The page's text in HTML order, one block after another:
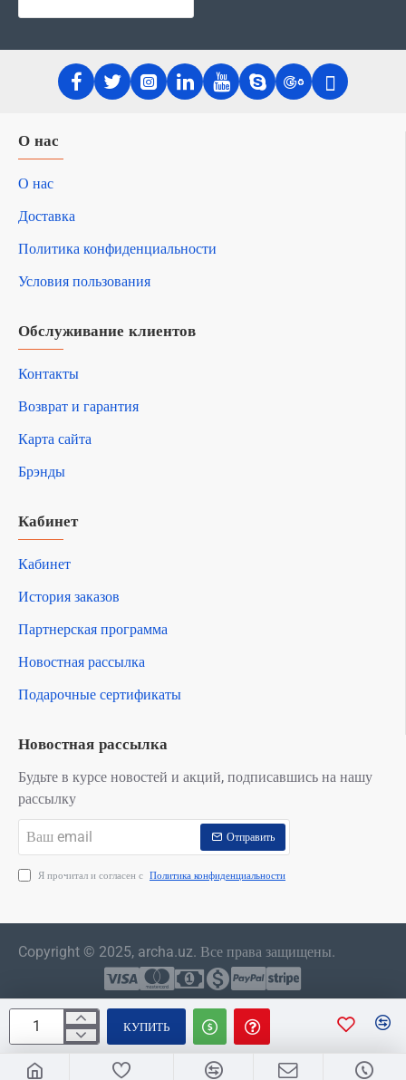
КУПИТЬ
О нас
О нас
Доставка
Политика конфиденциальности
Условия пользования
Обслуживание клиентов
Контакты
Возврат и гарантия
Карта сайта
Брэнды
Кабинет
Кабинет
История заказов
Партнерская программа
Новостная рассылка
Подарочные сертификаты
Новостная рассылка
Будьте в курсе новостей и акций, подписавшись на нашу
рассылку
email
Отправить
Я прочитал и согласен с Политика конфиденциальности
Copyright © 2025, archa.uz. Все права защищены.